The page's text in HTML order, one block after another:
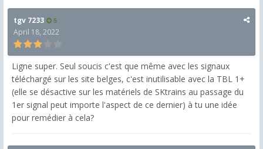
tgv 7233 5
April 18, 2022
Ligne super. Seul soucis c'est que même avec les signaux
téléchargé sur les site belges, c'est inutilisable avec la TBL 1+
(elle se désactive sur les matériels de SKtrains au passage du
1er signal peut importe l'aspect de ce dernier) à tu une idée
pour remédier à cela?